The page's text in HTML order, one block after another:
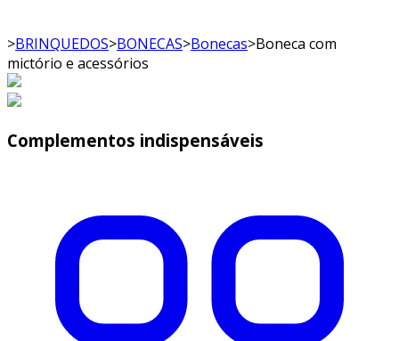
>BRINQUEDOS>BONECAS>Bonecas>Boneca com
mictório e acessórios
Complementos indispensáveis